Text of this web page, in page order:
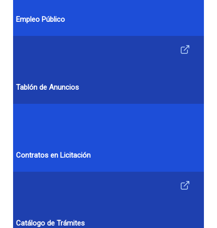
Empleo Público
Tablón de Anuncios
Contratos en Licitación
Catálogo de Trámites